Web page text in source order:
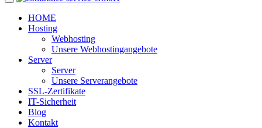
Toggle
navigation
HOME
Hosting
Webhosting
Unsere Webhostingangebote
Server
Server
Unsere Serverangebote
SSL-Zertifikate
IT-Sicherheit
Blog
Kontakt